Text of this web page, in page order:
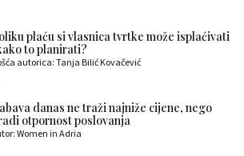
plaću si vlasnica tvrtke može isplaćivati
to planirati?
autorica: Tanja Bilić Kovačević
danas ne traži najniže cijene, nego
otpornost poslovanja
Women in Adria